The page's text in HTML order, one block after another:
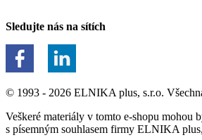
Sledujte nás na sítích
© 1993 - 2026 ELNIKA plus, s.r.o.
Veškeré materiály v tomto e-shopu mohou
s písemným souhlasem firmy ELNIKA